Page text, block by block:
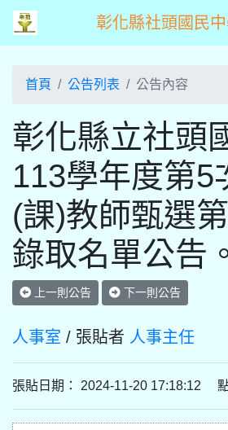
彰化縣社頭國民
首頁 公告列表 公告內容
彰化縣立社頭
113學年度第5
(課)教師甄選
錄取名單公告。
上一則公告 下一則公告
人事室 / 張貼者 人事主任
張貼日期： 2024-11-20 17:18:12 點